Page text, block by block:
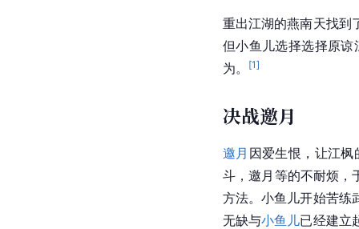
重出江湖的燕南天找到
但小鱼儿选择选择原
为。
[1]
决战邀月
邀月 因爱生恨，让江
斗，邀月等的不耐烦，
方法。小鱼儿开始苦练
无缺与小鱼儿已经建立